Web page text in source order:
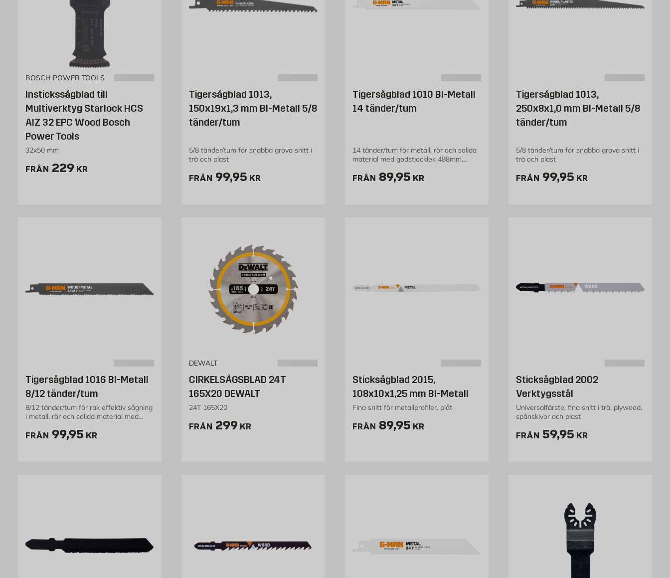
BOSCH POWER TOOLS
Instickssågblad till
Multiverktyg Starlock HCS
AIZ 32 EPC Wood Bosch
Power Tools
32x50 mm
FRÅN Pris 229 kr
229 KR
Tigersågblad 1013,
150x19x1,3 mm BI-Metall 5/8
tänder/tum
5/8 tänder/tum för snabba grova snitt i
trä och plast
FRÅN Pris 99.95 kr
99,95 KR
Tigersågblad 1010 BI-Metall
14 tänder/tum
14 tänder/tum för metall, rör och solida
material med godstjocklek 488mm.
spik
FRÅN Pris 89.95 kr
89,95 KR
Tigersågblad 1013,
250x8x1,0 mm BI-Metall 5/8
tänder/tum
5/8 tänder/tum för snabba grova snitt i
trä och plast
FRÅN Pris 99.95 kr
99,95 KR
Tigersågblad 1016 BI-Metall
8/12 tänder/tum
8/12 tänder/tum för rak effektiv sågning
i metall, rör och solida material med
FRÅN Pris 99.95 kr
99,95 KR
DEWALT
CIRKELSÅGSBLAD 24T
165X20 DEWALT
24T 165X20
FRÅN Pris 299 kr
299 KR
Sticksågblad 2015,
108x10x1,25 mm BI-Metall
Fina snitt för metallprofiler, plåt
FRÅN Pris 89.95 kr
89,95 KR
Sticksågblad 2002
Verktygsstål
Universalfärste, fina snitt i trä, plywood,
spånskivor och plast
FRÅN Pris 59.95 kr
59,95 KR